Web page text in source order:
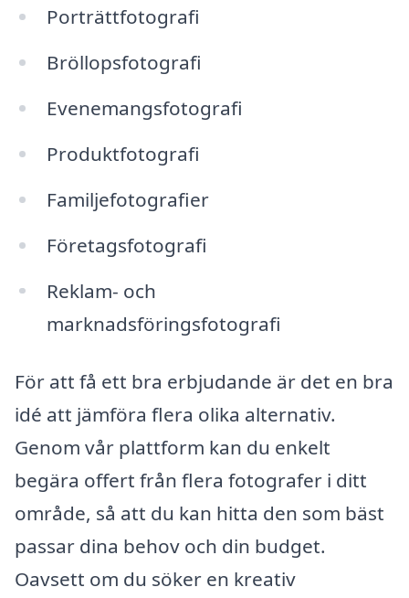
Porträttfotografi
Bröllopsfotografi
Evenemangsfotografi
Produktfotografi
Familjefotografier
Företagsfotografi
Reklam- och
marknadsföringsfotografi
För att få ett bra erbjudande är det en bra
idé att jämföra flera olika alternativ.
Genom vår plattform kan du enkelt
begära offert från flera fotografer i ditt
område, så att du kan hitta den som bäst
passar dina behov och din budget.
Oavsett om du söker en kreativ